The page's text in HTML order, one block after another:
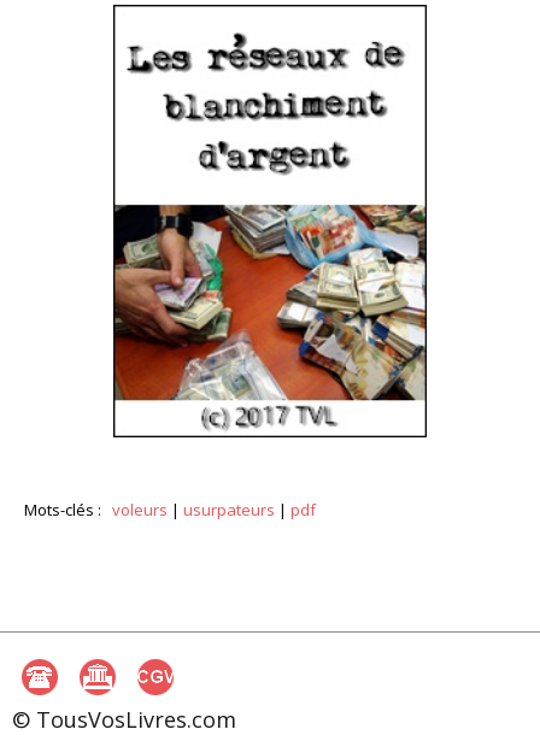
Mots-clés : voleurs | usurpateurs | pdf
© TousVosLivres.com